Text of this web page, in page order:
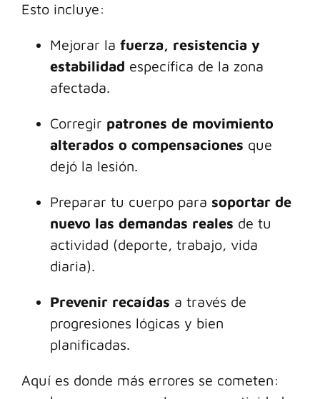
Esto incluye:
Mejorar la fuerza, resistencia y
estabilidad específica de la zona
afectada.
Corregir patrones de movimiento
alterados o compensaciones que
dejó la lesión.
Preparar tu cuerpo para soportar de
nuevo las demandas reales de tu
actividad (deporte, trabajo, vida
diaria).
Prevenir recaídas a través de
progresiones lógicas y bien
planificadas.
Aquí es donde más errores se cometen: